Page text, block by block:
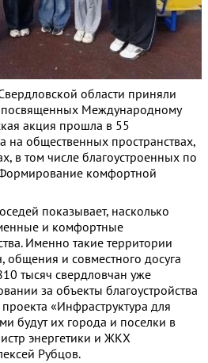
области приняли
посвященных Международному
акция прошла в 55
на общественных пространствах,
в том числе благоустроенных по
комфортной
показывает, насколько
и комфортные
Именно такие территории
общения и совместного досуга
тысяч свердловчан уже
за объекты благоустройства
«Инфраструктура для
будут их города и поселки в
энергетики и ЖКХ
Рубцов.